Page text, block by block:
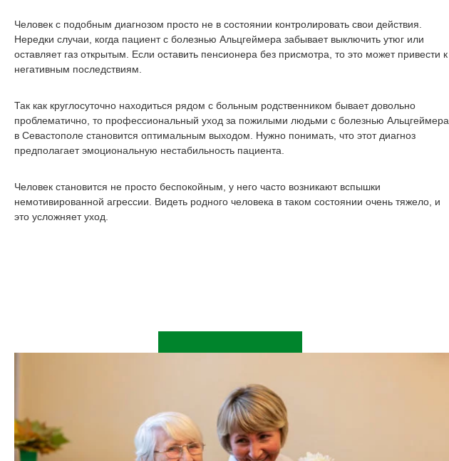
Человек с подобным диагнозом просто не в состоянии контролировать свои действия.
Нередки случаи, когда пациент с болезнью Альцгеймера забывает выключить утюг или
оставляет газ открытым. Если оставить пенсионера без присмотра, то это может привести к
негативным последствиям.
Так как круглосуточно находиться рядом с больным родственником бывает довольно
проблематично, то профессиональный уход за пожилыми людьми с болезнью Альцгеймера
в Севастополе становится оптимальным выходом. Нужно понимать, что этот диагноз
предполагает эмоциональную нестабильность пациента.
Человек становится не просто беспокойным, у него часто возникают вспышки
немотивированной агрессии. Видеть родного человека в таком состоянии очень тяжело, и
это усложняет уход.